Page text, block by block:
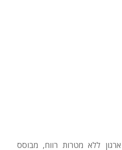
ללא מטרות רווח, מבוסס